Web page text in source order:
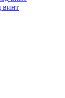
винт